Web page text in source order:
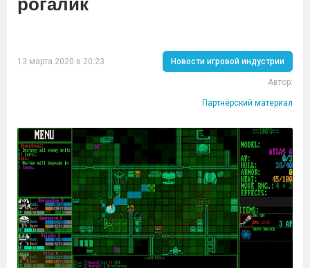
рогалик
13 марта 2020 в 20:23 Новости игровой индустрии
Автор:
Партнёрский материал